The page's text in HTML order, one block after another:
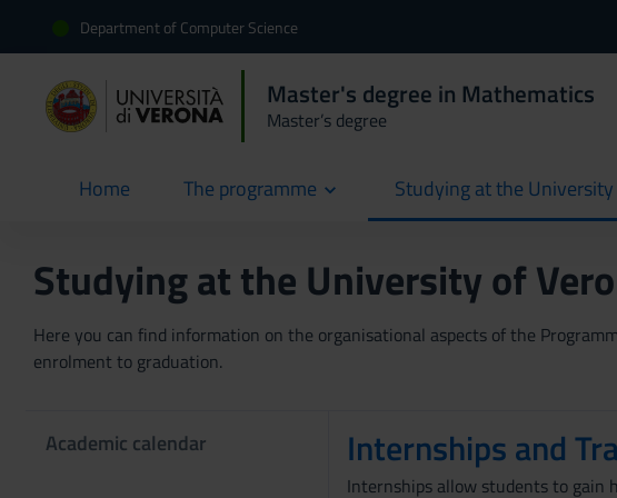
Department of Computer Science
Master's degree in Mathematics
Master’s degree
Home
current The programme Studying at the
Studying at the University of
Here you can find information on the organisational aspects of the
enrolment to graduation.
Academic calendar Internships and
Internships allow students to gain